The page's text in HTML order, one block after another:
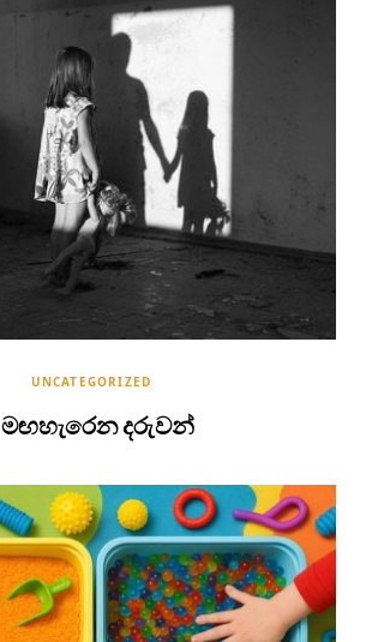
UNCATEGORIZED
මඟහැරෙන දරුවන්